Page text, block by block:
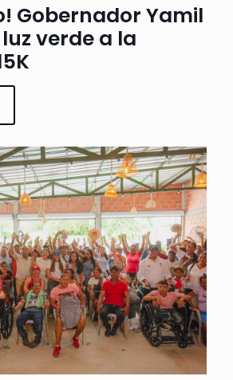
Gobernador Yamil
verde a la